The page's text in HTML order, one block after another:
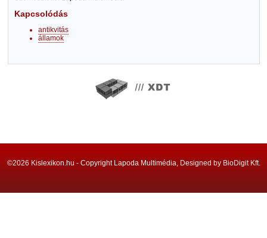
Kapcsolódás
antikvitás
államok
©2026 Kislexikon.hu - Copyright Lapoda Multimédia, Designed by BioDigit Kft.